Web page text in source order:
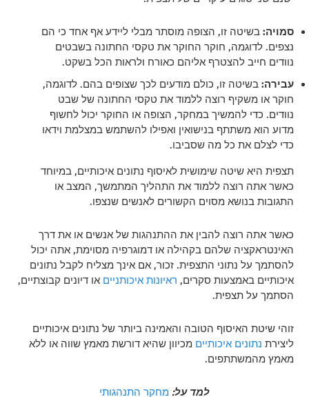
סמויה: בשיטה זו, הצופה מוסתר מבלי ליידע אף אחד כי הם
נצפים. לדוגמה, חוקר החוקר את טקסי החתונה בשבטים
נוודים חייב להצטרף אליהם כאורח ולראות הכל בשקט.
עבירה: בשיטה זו, כולם מודעים לכך שצופים בהם. לדוגמה,
חוקר או משקיף רוצה ללמוד את טקסי החתונה של שבט
נוודים. כדי להמשיך במחקר, הצופה או החוקר יכול לחשוף
מדוע הוא משתתף בנישואין ואפילו להשתמש במצלמת וידאו
כדי לצלם את כל מה שסביבו.
תצפית היא שיטה שימושית לאיסוף נתונים איכותיים, במיוחד
כאשר אתה רוצה ללמוד את התהליך המתמשך, המצב או
התגובות בנושא מסוים הקשורים לאנשים שנצפו.
כאשר אתה רוצה להבין את ההתנהגות של אנשים או את דרך
האינטראקציה שלהם בקהילה או דמוגרפיה מסוימת, אתה יכול
להסתמך על נתוני התצפית. זכור, אם אינך מצליח לקבל נתונים
איכותיים באמצעות סקרים, ראיונות איכותניים או דיונים קבוצתיים,
הסתמך על תצפית.
זוהי שיטת האיסוף הטובה והאמינה ביותר של נתונים איכותיים
ליצירת נתונים איכותיים מכיוון שהיא דורשת מאמץ שווה או ללא
מאמץ מהמשתתפים.
למד על: מחקר התנהגותי